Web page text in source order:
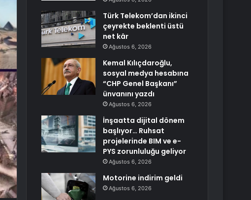
Türk Telekom’dan ikinci
çeyrekte beklenti üstü
net kâr
Ağustos 6, 2026
Kemal Kılıçdaroğlu,
sosyal medya hesabına
“CHP Genel Başkanı”
ünvanını yazdı
Ağustos 6, 2026
İnşaatta dijital dönem
başlıyor… Ruhsat
projelerinde BIM ve e-
PYS zorunluluğu geliyor
Ağustos 6, 2026
Motorine indirim geldi
Ağustos 6, 2026